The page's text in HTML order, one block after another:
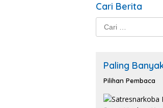
Cari Berita
Cari
untuk:
Paling
Pilihan Pembaca